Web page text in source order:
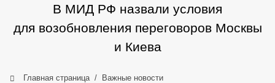
В МИД РФ назвали условия
для возобновления переговоров Москвы
и Киева
Главная страница Важные новости